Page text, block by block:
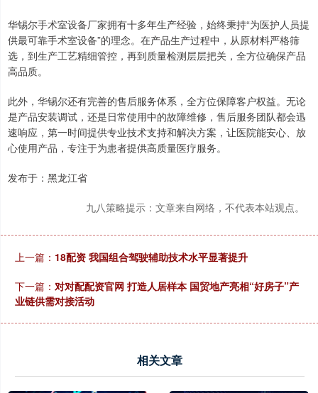
华锡尔手术室设备厂家拥有十多年生产经验，始终秉持“为医护人员提
供最可靠手术室设备”的理念。在产品生产过程中，从原材料严格筛
选，到生产工艺精细管控，再到质量检测层层把关，全方位确保产品
高品质。
此外，华锡尔还有完善的售后服务体系，全方位保障客户权益。无论
是产品安装调试，还是日常使用中的故障维修，售后服务团队都会迅
速响应，第一时间提供专业技术支持和解决方案，让医院能安心、放
心使用产品，专注于为患者提供高质量医疗服务。
发布于：黑龙江省
九八策略提示：文章来自网络，不代表本站观点。
上一篇： 18配资 我国组合驾驶辅助技术水平显著提升
下一篇： 对对配配资官网 打造人居样本 国贸地产亮相“好房子”产
业链供需对接活动
相关文章